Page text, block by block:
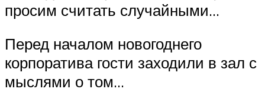
просим считать случайными…
Перед началом новогоднего
корпоратива гости заходили в зал с
мыслями о том…